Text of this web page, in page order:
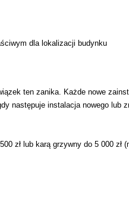
dla lokalizacji budynku
ten zanika. Każde nowe
następuje instalacja nowego lub
zł lub karą grzywny do 5 000 zł